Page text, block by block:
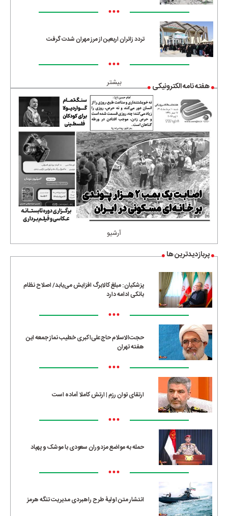
•••
تردد زائران اربعین از مرز مهران شدت گرفت
•••
بیشتر هفته نامه الکترونیکی
آرشیو
پربازدیدترین ها
پزشکیان: مبلغ کالابرگ افزایش می‌یابد/ اصلاح نظام
بانکی ادامه دارد
•••
حجت‌الاسلام حاج‌علی‌اکبری خطیب نماز جمعه این
هفته تهران
•••
ارتقای توان رزم | ارتش کاملا آماده است
•••
حمله به مواضع مزدوران سعودی با موشک و پهپاد
•••
انتشار متن اولیۀ طرح راهبردی مدیریت تنگه هرمز